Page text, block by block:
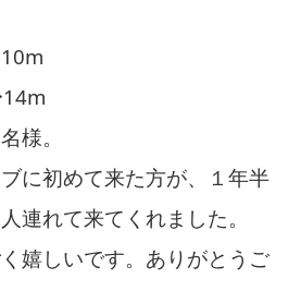
様。
に初めて来た方が、１年半
連れて来てくれました。
嬉しいです。ありがとうご